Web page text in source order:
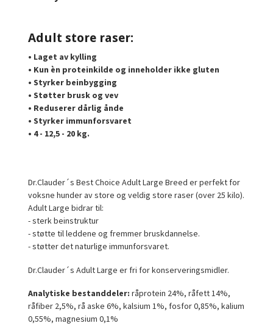
Adult store raser:
• Laget av kylling
• Kun èn proteinkilde og inneholder ikke gluten
• Styrker beinbygging
• Støtter brusk og vev
• Reduserer dårlig ånde
• Styrker immunforsvaret
• 4 - 12,5 - 20 kg.
Dr.Clauder´s Best Choice Adult Large Breed er perfekt for
voksne hunder av store og veldig store raser (over 25 kilo).
Adult Large bidrar til:
- sterk beinstruktur
- støtte til leddene og fremmer bruskdannelse.
- støtter det naturlige immunforsvaret.
Dr.Clauder´s Adult Large er fri for konserveringsmidler.
Analytiske bestanddeler: råprotein 24%, råfett 14%,
råfiber 2,5%, rå aske 6%, kalsium 1%, fosfor 0,85%, kalium
0,55%, magnesium 0,1%